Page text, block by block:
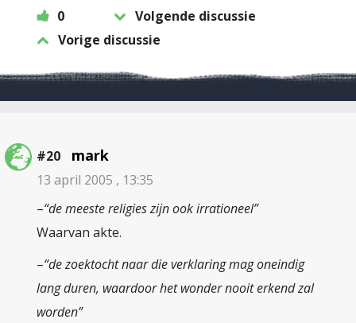
0
Volgende discussie
Vorige discussie
#20 mark
13 april 2005 , 13:35
–“de meeste religies zijn ook irrationeel”
Waarvan akte.
–“de zoektocht naar die verklaring mag oneindig
lang duren, waardoor het wonder nooit erkend zal
worden”